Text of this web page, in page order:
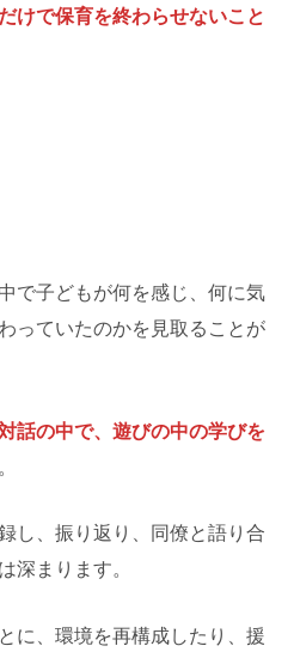
けで保育を終わらせないこと
で子どもが何を感じ、何に気
っていたのかを見取ることが
話の中で、遊びの中の学びを
し、振り返り、同僚と語り合
深まります。
に、環境を再構成したり、援